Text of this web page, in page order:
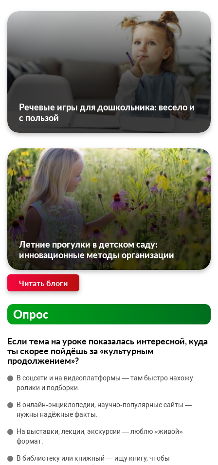
Речевые игры для дошкольника: весело и
с пользой
Летние прогулки в детском саду:
инновационные методы организации
Читать блоги
Опрос
Если тема на уроке показалась интересной, куда
ты скорее пойдёшь за «культурным
продолжением»?
В соцсети и на видеоплатформы — там быстро нахожу
ролики и подборки.
В онлайн‑энциклопедии, научно‑популярные сайты —
нужны надёжные факты.
На выставки, лекции, экскурсии — люблю «живой»
формат.
В библиотеку или книжный — ищу книгу, чтобы